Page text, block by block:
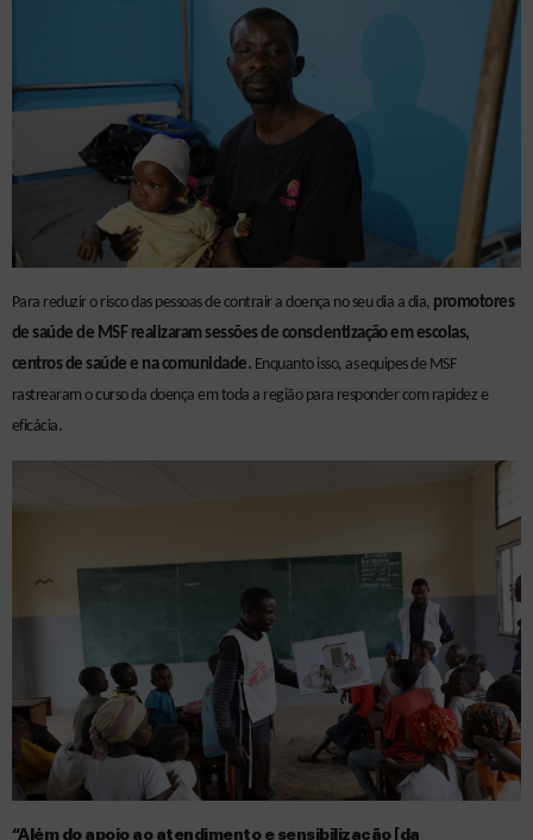
Para reduzir o risco das pessoas de contrair a doença no seu dia a dia, promotores
de saúde de MSF realizaram sessões de conscientização em escolas,
centros de saúde e na comunidade. Enquanto isso, as equipes de MSF
rastrearam o curso da doença em toda a região para responder com rapidez e
eficácia.
“Além do apoio ao atendimento e sensibilização [da